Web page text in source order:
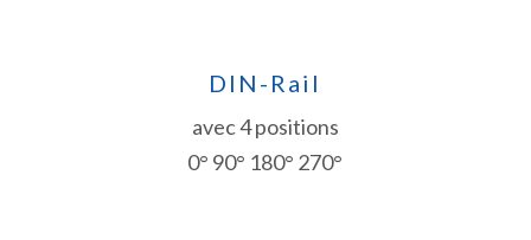
DIN-Rail
avec 4 positions
0° 90° 180° 270°